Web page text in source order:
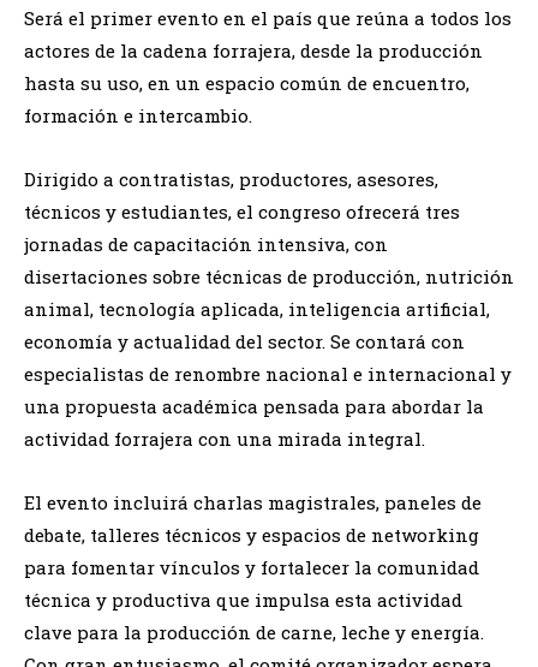
Será el primer evento en el país que reúna a todos los
actores de la cadena forrajera, desde la producción
hasta su uso, en un espacio común de encuentro,
formación e intercambio.
Dirigido a contratistas, productores, asesores,
técnicos y estudiantes, el congreso ofrecerá tres
jornadas de capacitación intensiva, con
disertaciones sobre técnicas de producción, nutrición
animal, tecnología aplicada, inteligencia artificial,
economía y actualidad del sector. Se contará con
especialistas de renombre nacional e internacional y
una propuesta académica pensada para abordar la
actividad forrajera con una mirada integral.
El evento incluirá charlas magistrales, paneles de
debate, talleres técnicos y espacios de networking
para fomentar vínculos y fortalecer la comunidad
técnica y productiva que impulsa esta actividad
clave para la producción de carne, leche y energía.